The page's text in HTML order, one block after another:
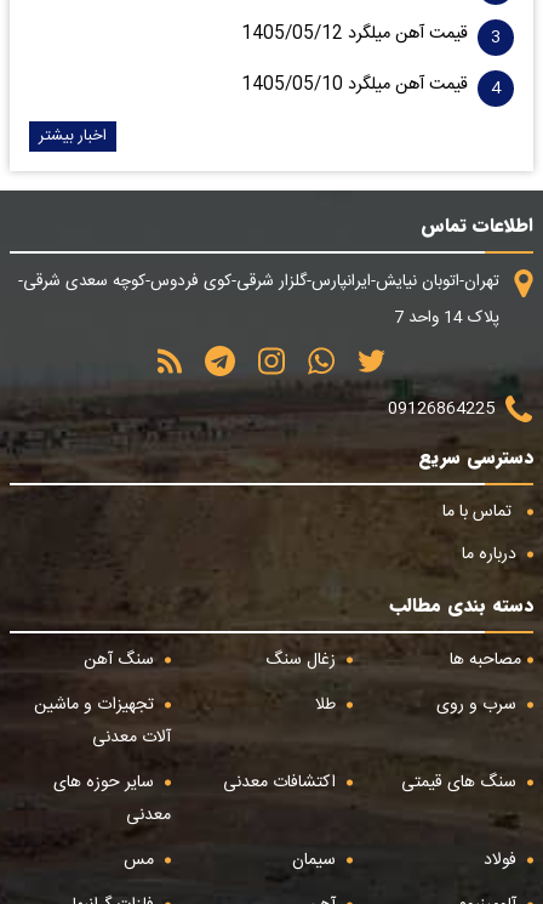
قیمت آهن میلگرد 1405/05/12
قیمت آهن میلگرد 1405/05/10
اخبار بیشتر
اطلاعات تماس
تهران-اتوبان نیایش-ایرانپارس-گلزار شرقی-کوی فردوس-کوچه سعدی شرقی-
پلاک 14 واحد 7
09126864225
دسترسی سریع
تماس با ما
درباره ما
دسته بندی مطالب
مصاحبه ها
زغال سنگ
سنگ آهن
سرب و روی
طلا
تجهیزات و ماشین
آلات معدنی
سنگ های قیمتی
اکتشافات معدنی
سایر حوزه های
معدنی
فولاد
سیمان
مس